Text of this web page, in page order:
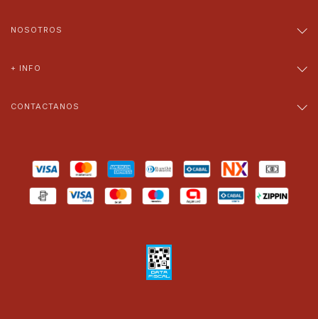
NOSOTROS
+ INFO
CONTACTANOS